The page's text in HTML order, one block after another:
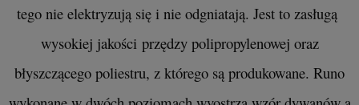
tego nie elektryzują się i nie odgniatają. Jest to zasługą
wysokiej jakości przędzy polipropylenowej oraz
błyszczącego poliestru, z którego są produkowane. Runo